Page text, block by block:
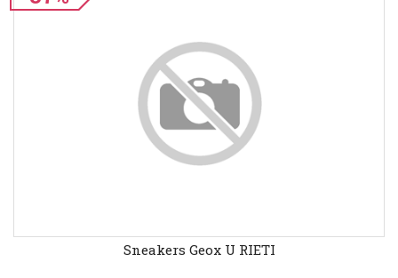
Sneakers Geox U RIETI